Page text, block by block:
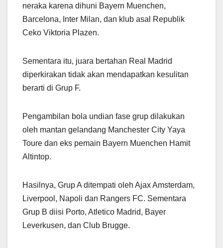
neraka karena dihuni Bayern Muenchen,
Barcelona, Inter Milan, dan klub asal Republik
Ceko Viktoria Plazen.
Sementara itu, juara bertahan Real Madrid
diperkirakan tidak akan mendapatkan kesulitan
berarti di Grup F.
Pengambilan bola undian fase grup dilakukan
oleh mantan gelandang Manchester City Yaya
Toure dan eks pemain Bayern Muenchen Hamit
Altintop.
Hasilnya, Grup A ditempati oleh Ajax Amsterdam,
Liverpool, Napoli dan Rangers FC. Sementara
Grup B diisi Porto, Atletico Madrid, Bayer
Leverkusen, dan Club Brugge.